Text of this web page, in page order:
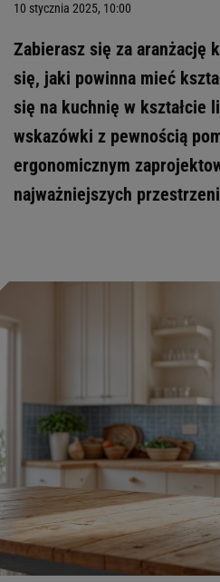
10 stycznia 2025, 10:00
Zabierasz się za aranżację
się, jaki powinna mieć
się na kuchnię w kształcie
wskazówki z pewnością
ergonomicznym
najważniejszych